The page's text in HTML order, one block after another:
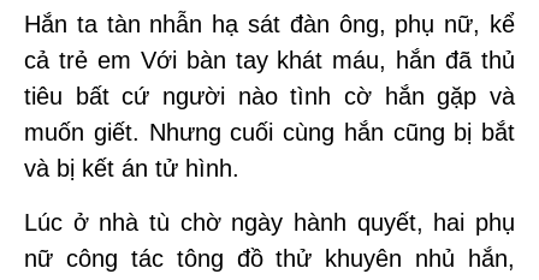
Hắn ta tàn nhẫn hạ sát đàn ông, phụ nữ, kể
cả trẻ em Với bàn tay khát máu, hắn đã thủ
tiêu bất cứ người nào tình cờ hắn gặp và
muốn giết. Nhưng cuối cùng hắn cũng bị bắt
và bị kết án tử hình.
Lúc ở nhà tù chờ ngày hành quyết, hai phụ
nữ công tác tông đồ thử khuyên nhủ hắn,